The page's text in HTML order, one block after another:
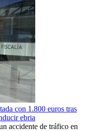
con 1.800 euros tras
ebria
accidente de tráfico en